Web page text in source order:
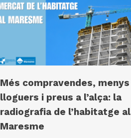
Més compravendes, menys
lloguers i preus a l’alça: la
radiografia de l’habitatge al
Maresme